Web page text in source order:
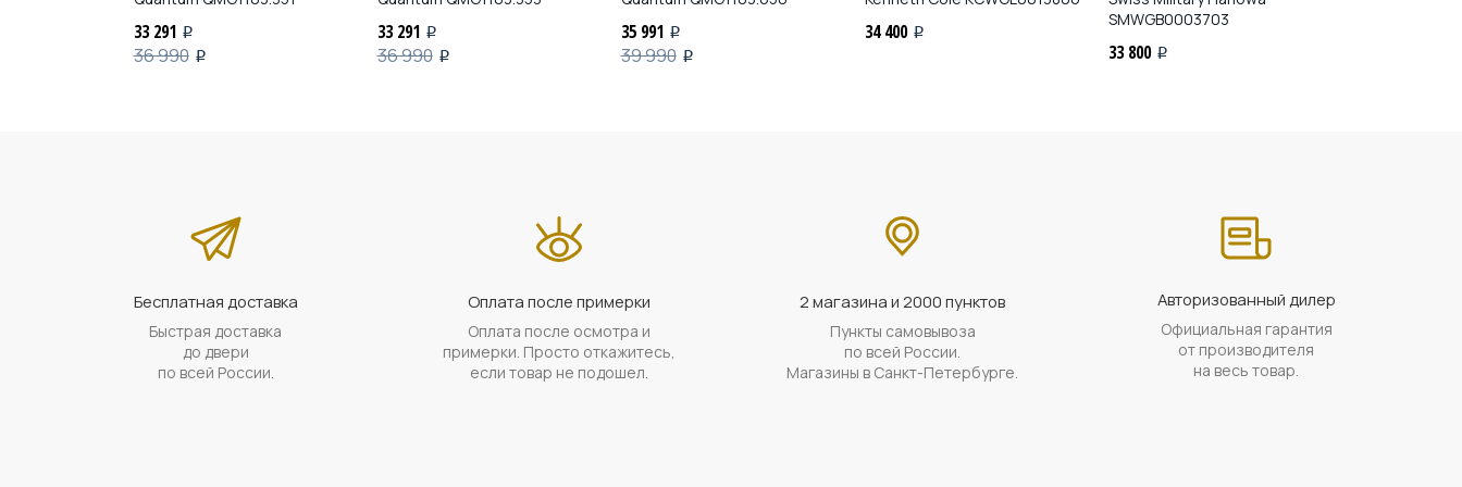
33 291 i
36 990 i
33 291 i
36 990 i
35 991 i
39 990 i
34 400 i
SMWGB0003703
33 800 i
Бесплатная доставка
Быстрая доставка
до двери
по всей России.
Оплата после примерки
Оплата после осмотра и
примерки. Просто откажитесь,
если товар не подошел.
2 магазина и 2000 пунктов
Пункты самовывоза
по всей России.
Магазины в Санкт-Петербурге.
Авторизованный дилер
Официальная гарантия
от производителя
на весь товар.